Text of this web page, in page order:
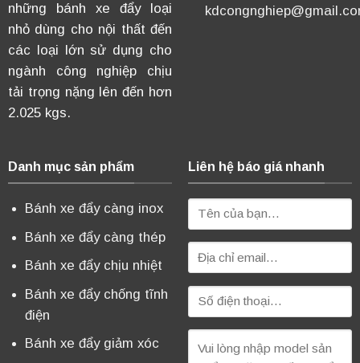
những bánh xe đẩy loại
nhỏ dùng cho nội thất đến
các loại lớn sử dụng cho
ngành công nghiệp chịu
tải trọng nặng lên đến hơn
2.025 kgs.
Danh mục sản phẩm
Bánh xe đẩy càng inox
Bánh xe đẩy càng thép
Bánh xe đẩy chịu nhiệt
Bánh xe đẩy chống tĩnh
điện
Bánh xe đẩy giảm xóc
Liên hệ báo giá nhanh